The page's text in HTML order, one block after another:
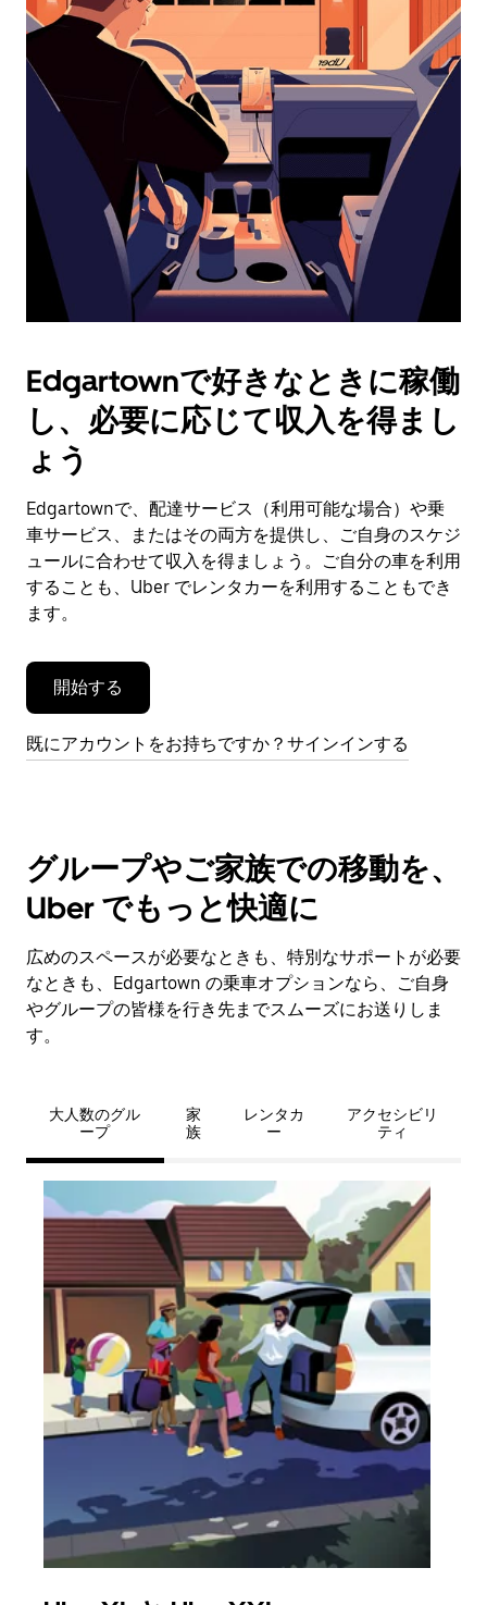
ー
を
操
作
し、
を
選
択
す。
ン
で
カ
ン
ー
を
閉
じ
ま
す。
Edgartownで好きなときに稼働
し、必要に応じて収入を得まし
ょう
Edgartownで、配達サービス（利用可能な場合）や乗
車サービス、またはその両方を提供し、ご自身のスケジ
ュールに合わせて収入を得ましょう。ご自分の車を利用
することも、Uber でレンタカーを利用することもでき
ます。
開始する
既にアカウントをお持ちですか？サインインする
グループやご家族での移動を、
Uber でもっと快適に
広めのスペースが必要なときも、特別なサポートが必要
なときも、Edgartown の乗車オプションなら、ご自身
やグループの皆様を行き先までスムーズにお送りしま
す。
大人数のグル
ープ
家
族
レンタカ
ー
アクセシビリ
ティ